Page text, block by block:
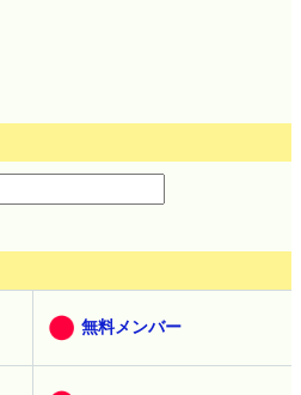
無料メンバー